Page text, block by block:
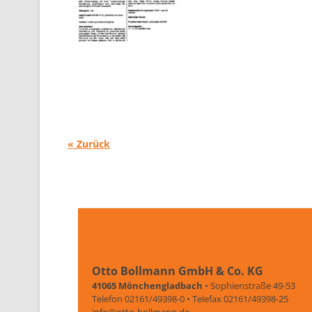
« Zurück
Otto Bollmann GmbH & Co. KG
41065 Mönchengladbach • Sophienstraße 49-53
Telefon 02161/49398-0 • Telefax 02161/49398-25